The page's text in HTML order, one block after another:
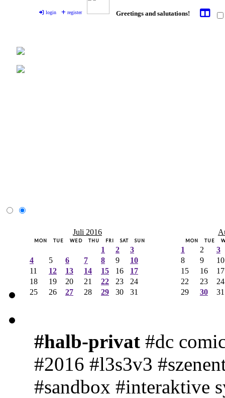
login register Greetings and salutations!
Juli 2016
MON TUE WED THU FRI SAT SUN
1 2
3
4
5 6 7 8 9
10
11
12 13 14 15 16
17
18
19 20 21 22 23
24
25
26 27 28 29 30 31
MON TUE
1 2
3
8
9
10
15
16
17
22
23
24
29
30 31
#halb-privat #dc
#2016 #l3s3v3
#sandbox #interaktive